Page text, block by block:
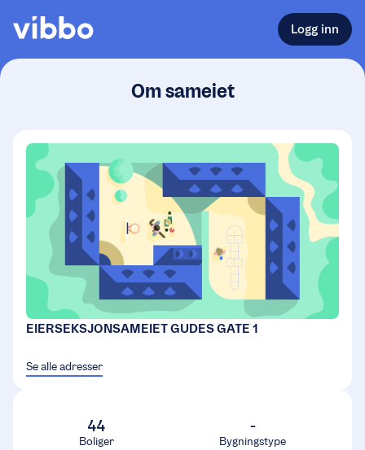
Logg inn
Om sameiet
EIERSEKSJONSAMEIET GUDES GATE 1
Se alle adresser
44
Boliger
-
Bygningstype